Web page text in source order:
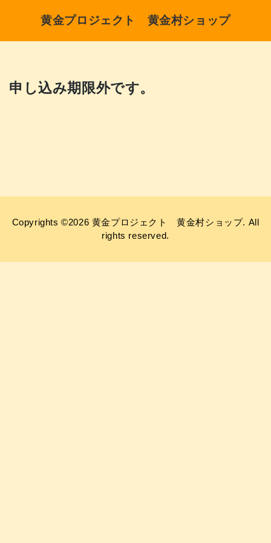
黄金プロジェクト 黄金村ショップ
申し込み期限外です。
Copyrights ©2026 黄金プロジェクト 黄金村ショップ. All
rights reserved.